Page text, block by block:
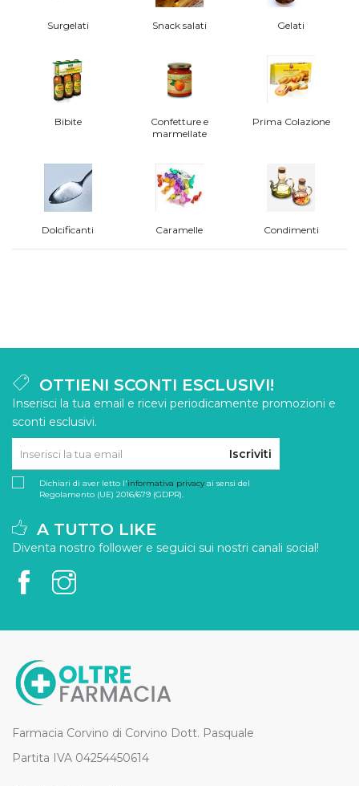
Surgelati Snack salati Gelati
Bibite
Confetture e
marmellate
Prima Colazione
Dolcificanti Caramelle Condimenti
OTTIENI SCONTI ESCLUSIVI!
Inserisci la tua email e ricevi periodicamente promozioni e
sconti esclusivi.
Iscriviti
Dichiari di aver letto l'informativa privacyai sensi del
Regolamento (UE) 2016/679 (GDPR).
A TUTTO LIKE
Diventa nostro follower e seguici sui nostri canali social!
Farmacia Corvino di Corvino Dott. Pasquale
Partita IVA 04254450614